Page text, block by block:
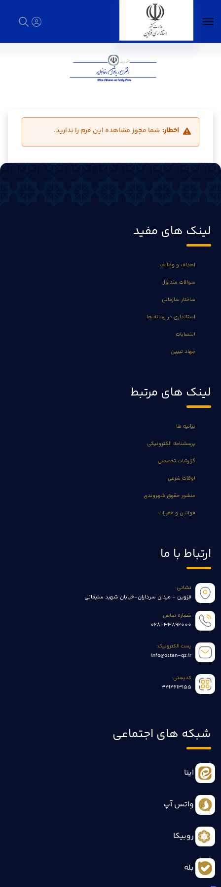
استانداری قزوین
اخطار: شما مجوز مشاهده این فرم را ندارید.
لینک های مفید
اهداف و وظایف
سوالات متداول
ساختار سازمانی
استانداری در رسانه ها
انتصابات
جهاد تبیین
لینک های مرتبط
بیانیه ها
پرسشنامه الکترونیکی
گزارشات تخصصی
اوقات شرعی
منشور حقوق شهروندی
قوانین و مقررات
ارتباط با ما
نشانی:
قزوین - میدان سرداران-خیابان شهید سلیمانی
شماره تماس:
028-33892000
پست الکترونیک:
info@ostan-qz.ir
کدپستی:
3414613155
شبکه های اجتماعی
ایتا
واتس آپ
روبیکا
بله